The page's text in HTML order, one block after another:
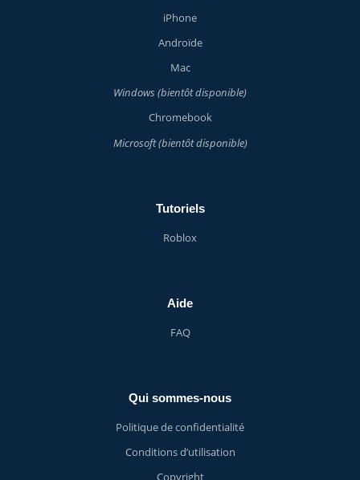
iPhone
Androïde
Mac
Windows (bientôt disponible)
Chromebook
Microsoft (bientôt disponible)
Tutoriels
Roblox
Aide
FAQ
Qui sommes-nous
Politique de confidentialité
Conditions d’utilisation